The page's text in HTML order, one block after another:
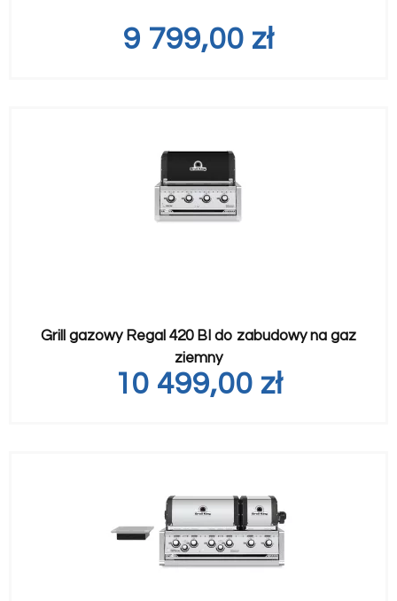
9 799,00 zł
Grill gazowy Regal 420 BI do zabudowy na gaz
ziemny
10 499,00 zł